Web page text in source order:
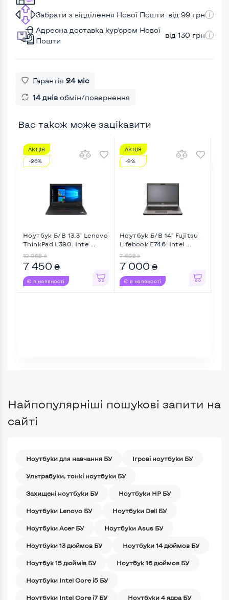
Забрати з відділення Нової Пошти від 99 грн
Адресна доставка кур'єром Нової
Пошти
від 130 грн
Гарантія 24 міс
14 днів обмін/повернення
Вас також може зацікавити
АКЦІЯ
-26%
Ноутбук Б/В 13.3" Lenovo
ThinkPad L390: Inte ...
10 068 ₴
7 450 ₴
Є в наявності
АКЦІЯ
-9%
Ноутбук Б/В 14" Fujitsu
Lifebook E746: Intel ...
7 692 ₴
7 000 ₴
Є в наявності
Найпопулярніші пошукові запити на
сайті
Ноутбуки для навчання БУ Iгрові ноутбуки БУ
Ультрабуки, тонкі ноутбуки БУ
Захищені ноутбуки БУ Ноутбуки HP БУ
Ноутбуки Lenovo БУ Ноутбуки Dell БУ
Ноутбуки Acer БУ Ноутбуки Asus БУ
Ноутбуки 13 дюймов БУ Ноутбуки 14 дюймов БУ
Ноутбук 15 дюймів БУ Ноутбук 16 дюймов БУ
Ноутбуки Intel Core i5 БУ
Ноутбуки Intel Core i7 БУ Ноутбуки 4 ядра БУ